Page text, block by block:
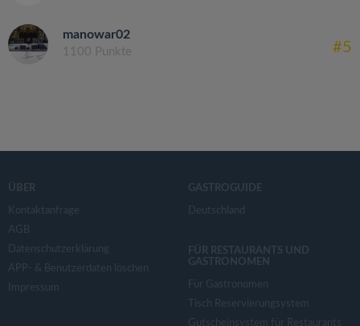
manowar02
1100 Punkte #5
ÜBER
Kontaktanfrage
AGB
Datenschutzerklärung
APP- & Benutzerdaten löschen
Impressum
GASTROGUIDE
Deutschland
FÜR RESTAURANTS UND
GASTRONOMEN
Für Gastronomen
Tisch Reservierungsystem
Gutscheinsystem für Restaurants